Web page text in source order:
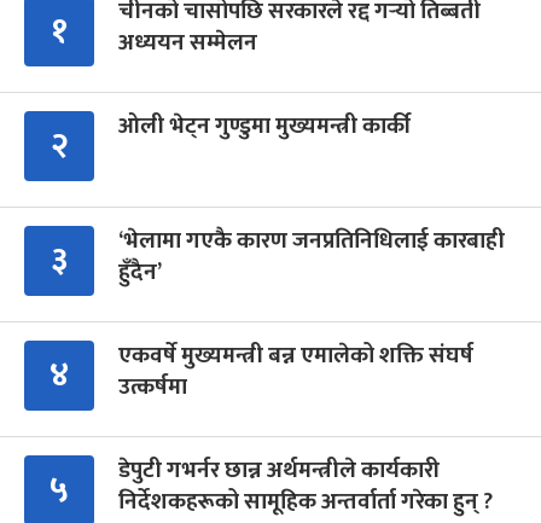
१
चीनको चासोपछि सरकारले रद्द गर्‍यो तिब्बती
अध्ययन सम्मेलन
२ ओली भेट्न गुण्डुमा मुख्यमन्त्री कार्की
३
‘भेलामा गएकै कारण जनप्रतिनिधिलाई कारबाही
हुँदैन’
४
एकवर्षे मुख्यमन्त्री बन्न एमालेको शक्ति संघर्ष
उत्कर्षमा
५
डेपुटी गभर्नर छान्न अर्थमन्त्रीले कार्यकारी
निर्देशकहरूको सामूहिक अन्तर्वार्ता गरेका हुन् ?